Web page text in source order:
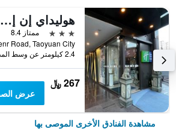
هوليداي إن إكسبرس تاويوا بآباي آيتش جي
3 نجوم
ممتاز 8.4
2.4 كيلومتر عن وسط المدينة
267 ﷼
عرض
مشاهدة الفنادق الأخرى الموصى بها